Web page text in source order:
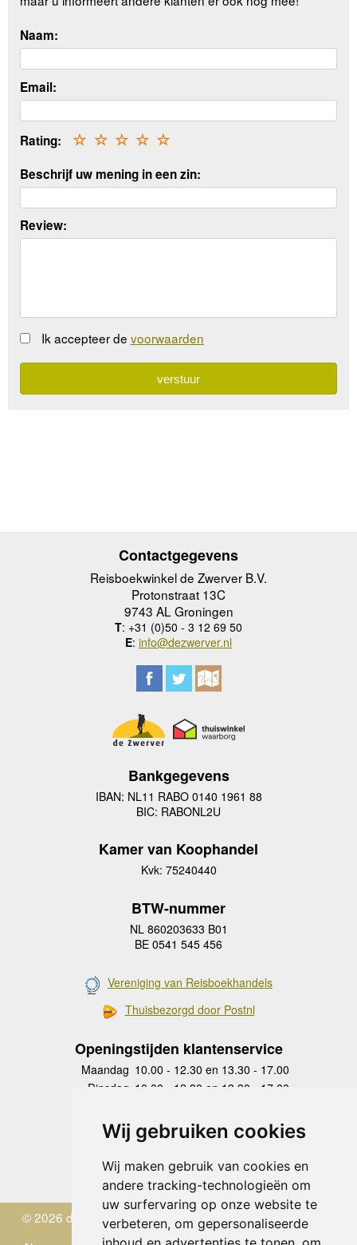
Wij gebruiken cookies
Wij maken gebruik van cookies en
andere tracking-technologieën om
uw surfervaring op onze website te
verbeteren, om gepersonaliseerde
Naam:
Email:
Rating: ☆
☆
☆
☆
☆
Beschrijf uw mening in een zin:
Review:
Ik accepteer de voorwaarden
Contactgegevens
Reisboekwinkel de Zwerver B.V.
Protonstraat 13C
9743 AL Groningen
T: +31 (0)50 - 3 12 69 50
E: info@dezwerver.nl
Bankgegevens
IBAN: NL11 RABO 0140 1961 88
BIC: RABONL2U
Kamer van Koophandel
Kvk: 75240440
BTW-nummer
NL 860203633 B01
BE 0541 545 456
Vereniging van Reisboekhandels
Thuisbezorgd door Postnl
Openingstijden klantenservice
Maandag 10.00 - 12.30 en 13.30 - 17.00
Dinsdag 10.00 - 12.30 en 13.30 - 17.00
Donderdag
10.00 - 12.30 en 13.30 - 17.00
Vrijdag 10.00 - 12.30 en 13.30 - 17.00
Zaterdag
gesloten
Zondag gesloten
© 2026 de Zwerver